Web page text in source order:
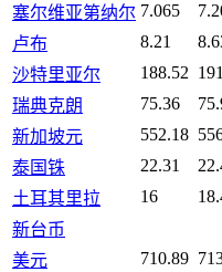
塞尔维亚第纳尔 7.065
卢布
8.21
沙特里亚尔
188.52
瑞典克朗
75.36
新加坡元
552.18
泰国铢
22.31
土耳其里拉
16
新台币
美元
710.89